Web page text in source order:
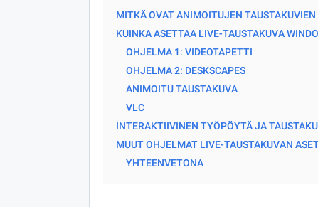
MITKÄ OVAT ANIMOITUJEN
KUINKA ASETTAA LIVE-TAUSTAKUVA
OHJELMA 1: VIDEOTAPETTI
OHJELMA 2: DESKSCAPES
ANIMOITU TAUSTAKUVA
VLC
INTERAKTIIVINEN TYÖPÖYTÄ JA
MUUT OHJELMAT LIVE-TAUSTAKUVAN
YHTEENVETONA